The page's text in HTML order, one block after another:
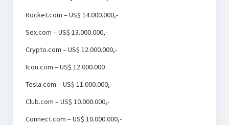
Rocket.com – US$ 14.000.000,-
Sex.com – US$ 13.000.000,-
Crypto.com – US$ 12.000.000,-
Icon.com – US$ 12.000.000
Tesla.com – US$ 11.000.000,-
Club.com – US$ 10.000.000,-
Connect.com – US$ 10.000.000,-